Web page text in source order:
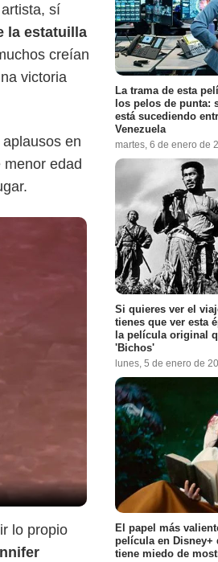
sí
la estatuilla
creían
victoria
en
edad
lo propio
La trama de esta
los pelos de punta:
está sucediendo
Venezuela
martes, 6 de enero de
Si quieres ver el
tienes que ver esta
la película original
'Bichos'
lunes, 5 de enero de
El papel más
película en Disney+
tiene miedo de